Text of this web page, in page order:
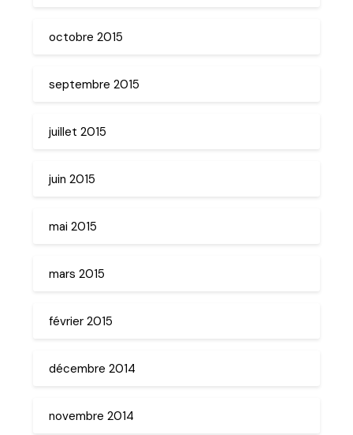
octobre 2015
septembre 2015
juillet 2015
juin 2015
mai 2015
mars 2015
février 2015
décembre 2014
novembre 2014